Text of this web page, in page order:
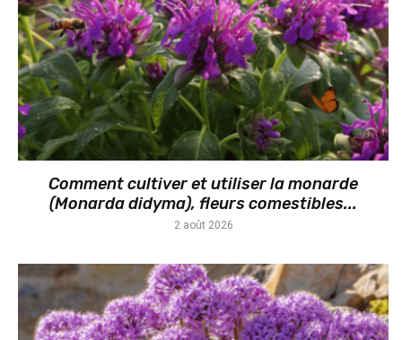
Comment cultiver et utiliser la monarde
(Monarda didyma), fleurs comestibles...
2 août 2026